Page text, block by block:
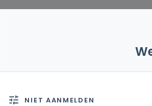
NIET AANMELDEN